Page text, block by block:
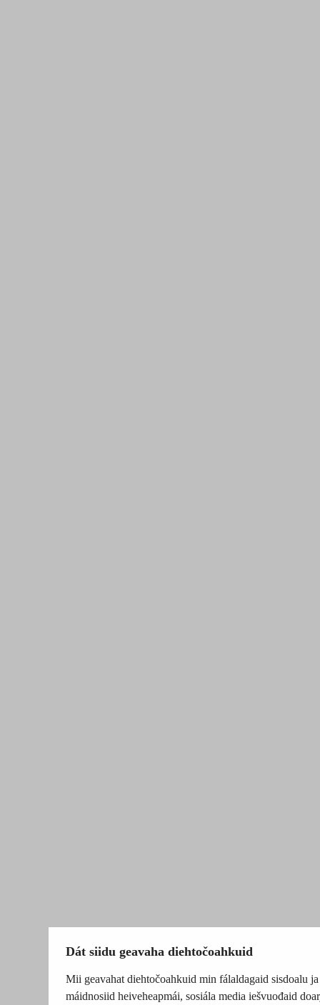
Dát siidu geavaha diehtočoahkuid
Mii geavahat diehtočoahkuid min fálaldagaid sisdoalu ja
máidnosiid heiveheapmái, sosiála media iešvuođaid